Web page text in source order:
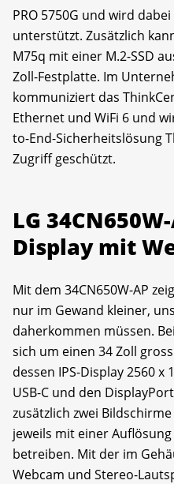
PRO 5750G und wird
unterstützt. Zusätzlich
M75q mit einer M.2-SSD
Zoll-Festplatte. Im
kommuniziert das
Ethernet und WiFi 6 und
to-End-Sicherheitslösung
Zugriff geschützt.
LG
Display mit
Mit dem 34CN650W-AP
nur im Gewand kleiner,
daherkommen müssen.
sich um einen 34 Zoll
dessen IPS-Display 2560
USB-C und den
zusätzlich zwei
jeweils mit einer Auflösung
betreiben. Mit der im
Webcam und Stereo-